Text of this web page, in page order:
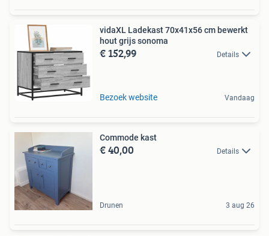
vidaXL Ladekast 70x41x56 cm bewerkt
hout grijs sonoma
€ 152,99 Details
Bezoek website Vandaag
Commode kast
€ 40,00 Details
Drunen 3 aug 26